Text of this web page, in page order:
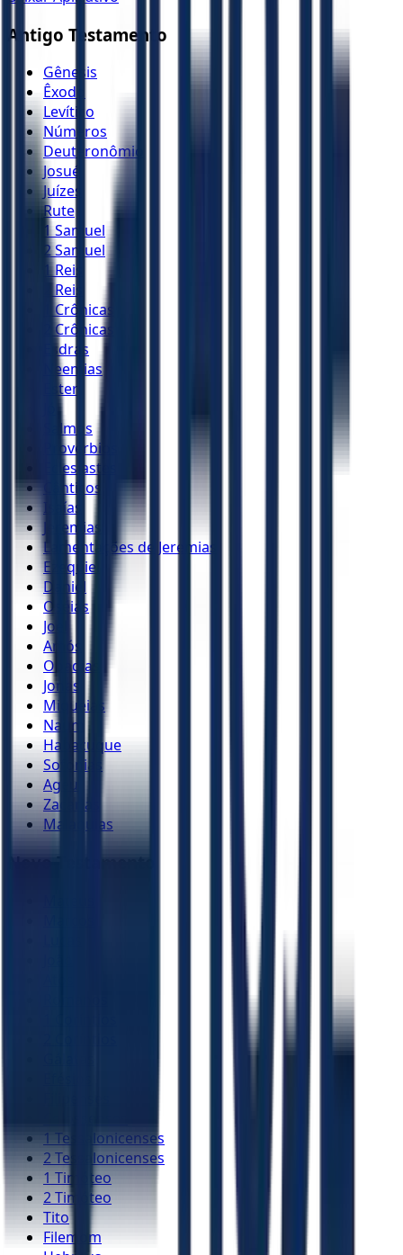
Antigo Testamento
Gênesis
Êxodo
Levítico
Números
Deuteronômio
Josué
Juízes
Rute
1 Samuel
2 Samuel
1 Reis
2 Reis
1 Crônicas
2 Crônicas
Esdras
Neemias
Ester
Salmos
Provérbios
Eclesiastes
Cânticos
Isaías
Jeremias
Lamentações de Jeremias
Ezequiel
Daniel
Oséias
Joel
Amós
Obadias
Jonas
Miquéias
Naum
Habacuque
Sofonias
Ageu
Zacarias
Malaquias
1 Tessalonicenses
2 Tessalonicenses
1 Timóteo
2 Timóteo
Tito
Filemom